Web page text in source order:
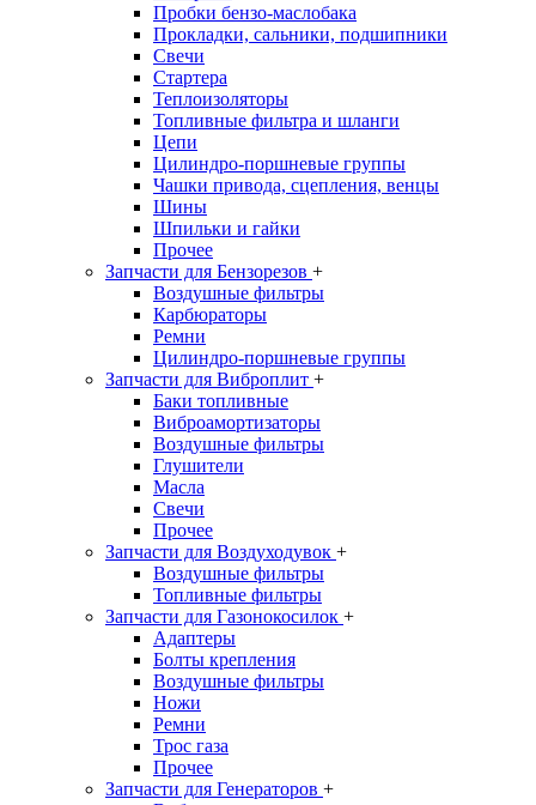
Пробки бензо-маслобака
Прокладки, сальники, подшипники
Свечи
Стартера
Теплоизоляторы
Топливные фильтра и шланги
Цепи
Цилиндро-поршневые группы
Чашки привода, сцепления, венцы
Шины
Шпильки и гайки
Прочее
Запчасти для Бензорезов +
Воздушные фильтры
Карбюраторы
Ремни
Цилиндро-поршневые группы
Запчасти для Виброплит +
Баки топливные
Виброамортизаторы
Воздушные фильтры
Глушители
Масла
Свечи
Прочее
Запчасти для Воздуходувок +
Воздушные фильтры
Топливные фильтры
Запчасти для Газонокосилок +
Адаптеры
Болты крепления
Воздушные фильтры
Ножи
Ремни
Трос газа
Прочее
Запчасти для Генераторов +